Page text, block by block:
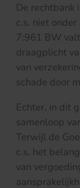
De rechtbank
c.s. niet
7:961 BW
draagplicht
van
schade door
Echter, in dit
samenloop
Terwijl de
c.s. het
van